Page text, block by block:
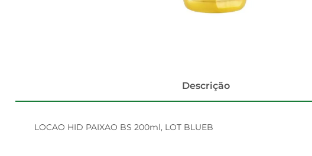
Descrição
LOCAO HID PAIXAO BS 200ml, LOT BLUEB